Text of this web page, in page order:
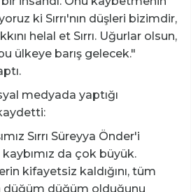
ki Sırrı'nın düşleri bizimdir,
helal et Sırrı. Uğurlar olsun,
ülkeye barış gelecek."
medyada yaptığı
Sırrı Süreyya Önder'i
da çok büyük.
kifayetsiz kaldığını, tüm
düğüm düğüm olduğunu